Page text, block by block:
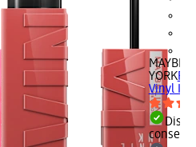
YORK
Vinyl